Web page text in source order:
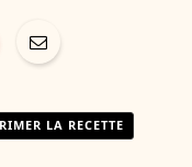
LA RECETTE